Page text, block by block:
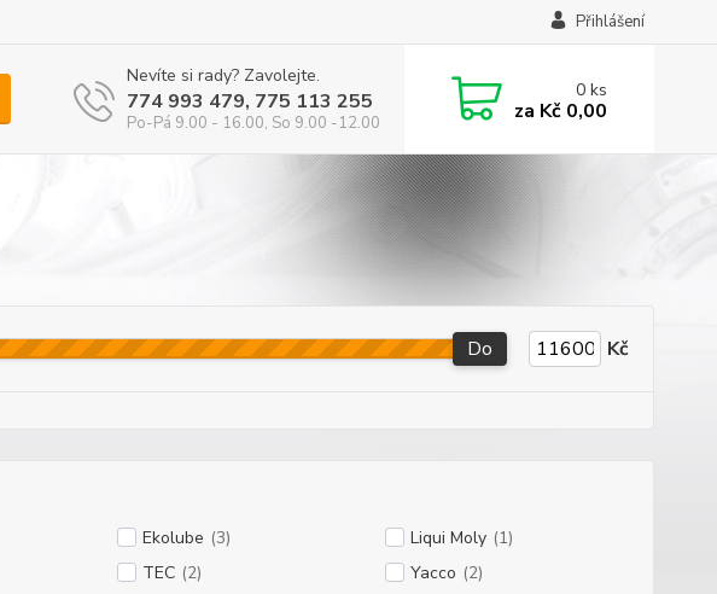
Přihlášení
Nevíte si rady? Zavolejte.
774 993 479, 775 113 255
Po-Pá 9.00 - 16.00, So 9.00 -12.00
0ks
za Kč 0,00
Do Kč
Ekolube (3) Liqui Moly (1)
TEC (2) Yacco (2)